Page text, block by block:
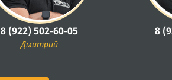
8 (922) 502-60-05
Дмитрий
8